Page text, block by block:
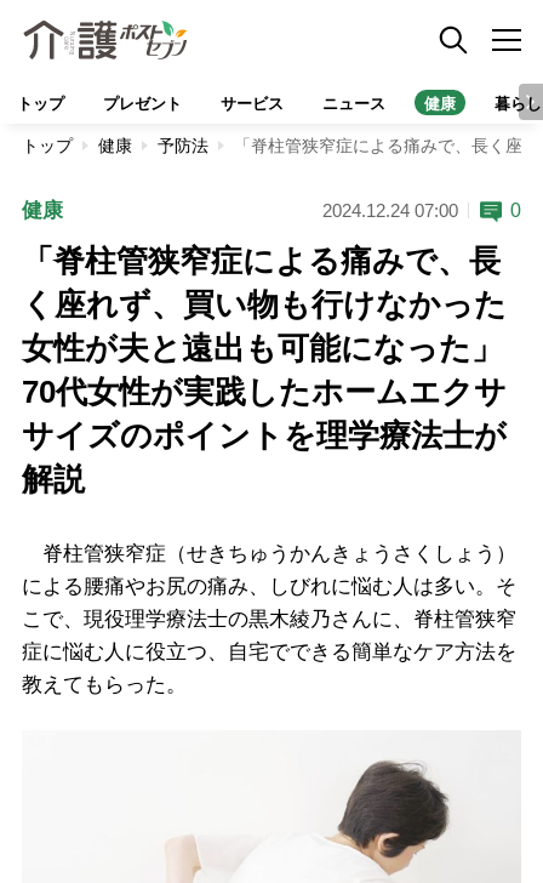
トップ プレゼント サービス ニュース 健康 暮らし
トップ 健康 予防法 「脊柱管狭窄症による痛みで、長く座
健康 2024.12.24 07:00 0
「脊柱管狭窄症による痛みで、長
く座れず、買い物も行けなかった
女性が夫と遠出も可能になった」
70代女性が実践したホームエクサ
サイズのポイントを理学療法士が
解説
脊柱管狭窄症（せきちゅうかんきょうさくしょう）
による腰痛やお尻の痛み、しびれに悩む人は多い。そ
こで、現役理学療法士の黒木綾乃さんに、脊柱管狭窄
症に悩む人に役立つ、自宅でできる簡単なケア方法を
教えてもらった。